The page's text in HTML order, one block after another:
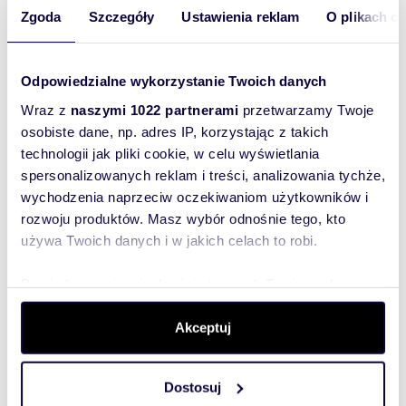
Zgoda Szczegóły Ustawienia reklam O plikach
Odpowiedzialne wykorzystanie Twoich danych
Wraz z naszymi 1022 partnerami przetwarzamy Twoje
osobiste dane, np. adres IP, korzystając z takich
technologii jak pliki cookie, w celu wyświetlania
spersonalizowanych reklam i treści, analizowania tychże,
wychodzenia naprzeciw oczekiwaniom użytkowników i
rozwoju produktów. Masz wybór odnośnie tego, kto
używa Twoich danych i w jakich celach to robi.
dane są przetwarzane oraz ustaw własne preferencje w
. W Deklaracji plików cookie możesz
zmienić lub wycofać swoją zgodę w dowolnej chwili.
Wykorzystujemy pliki cookie do spersonalizowania treści
Akceptuj
Dostosuj
powiat:Warszawa gmina:
Warszawa
Warszawadzielnica:Śródmieście
Podobne oferty w tej lokalizacji
WYRÓŻNIONE